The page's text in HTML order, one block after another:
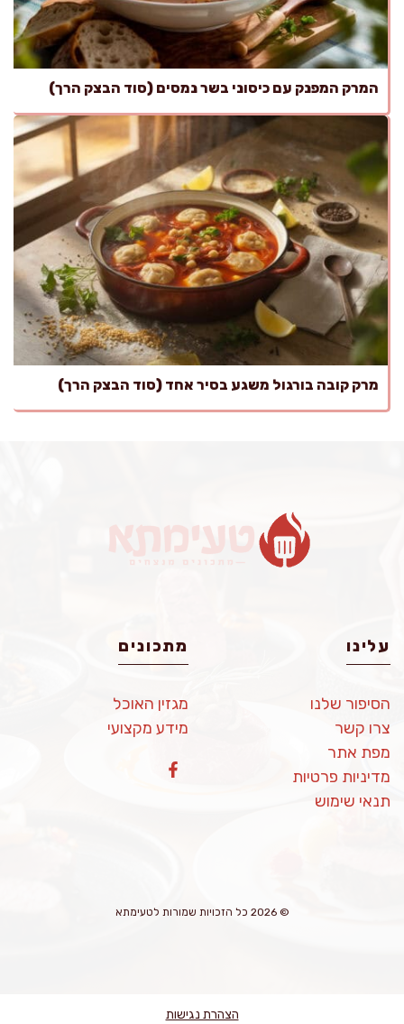
המרק המפנק עם כיסוני בשר נמסים (סוד הבצק הרך)
מרק קובה בורגול משגע בסיר אחד (סוד הבצק הרך)
עלינו
הסיפור שלנו
צרו קשר
מפת אתר
מדיניות פרטיות
תנאי שימוש
מתכונים
מגזין האוכל
מידע מקצועי
© 2026 כל הזכויות שמורות לטעימתא
הצהרת נגישות